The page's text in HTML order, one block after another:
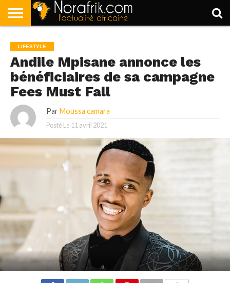
POLITIQUE
SOCIÉTÉ
ECONOMIE
SPORT
LIFESTYLE
LIFESTYLE
Andile Mpisane annonce les
bénéficiaires de sa campagne
Fees Must Fall
Par Moussa camara
Posté Le 11 avril 2021